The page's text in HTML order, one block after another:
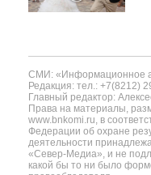
СМИ: «Информационное
Редакция: тел.: +7(8212)
Главный редактор:
Права на материалы,
www.bnkomi.ru, в
Федерации об охране
деятельности
«Север-Медиа», и не
какой бы то ни было